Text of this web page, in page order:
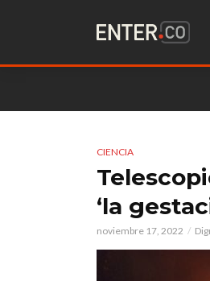
CIENCIA
‘la
noviembre 17, 2022